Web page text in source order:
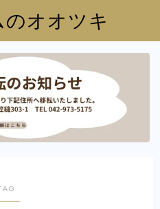
のオオツキ